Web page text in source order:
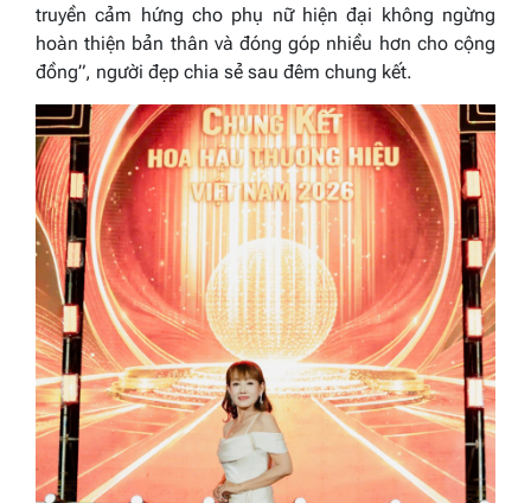
truyền cảm hứng cho phụ nữ hiện đại không ngừng
hoàn thiện bản thân và đóng góp nhiều hơn cho cộng
đồng”, người đẹp chia sẻ sau đêm chung kết.